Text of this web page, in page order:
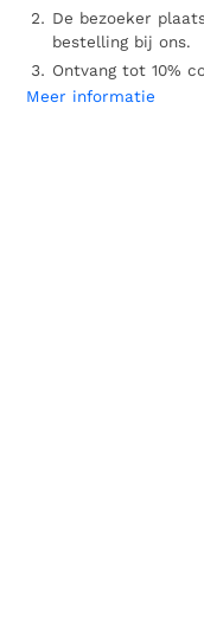
De bezoeker
bestelling bij ons.
Ontvang tot 10%
Meer informatie